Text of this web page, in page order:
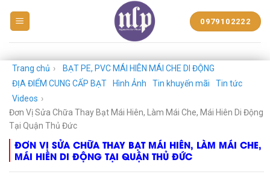
NHỰA
PHÁT
0979102222
Trang chủ ›
BẠT PE, PVC MÁI HIÊN MÁI CHE DI ĐỘNG
ĐỊA ĐIỂM CUNG CẤP BẠT
Hình Ảnh Tin khuyến mãi
Tin tức
Videos ›
Đơn Vị Sửa Chữa Thay Bạt Mái Hiên, Làm Mái Che, Mái Hiên Di Động
Tại Quận Thủ Đức
ĐƠN VỊ SỬA CHỮA THAY BẠT MÁI HIÊN, LÀM MÁI CHE,
MÁI HIÊN DI ĐỘNG TẠI QUẬN THỦ ĐỨC